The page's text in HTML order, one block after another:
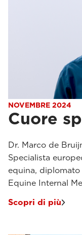
NOVEMBRE 2024
Cuore
Dr. Marco de
Specialista
equina, diplomato
Equine Internal
Scopri di più